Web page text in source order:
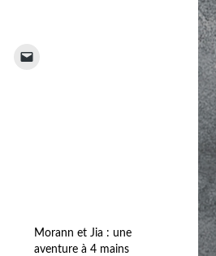
Morann et Jia : une
aventure à 4 mains